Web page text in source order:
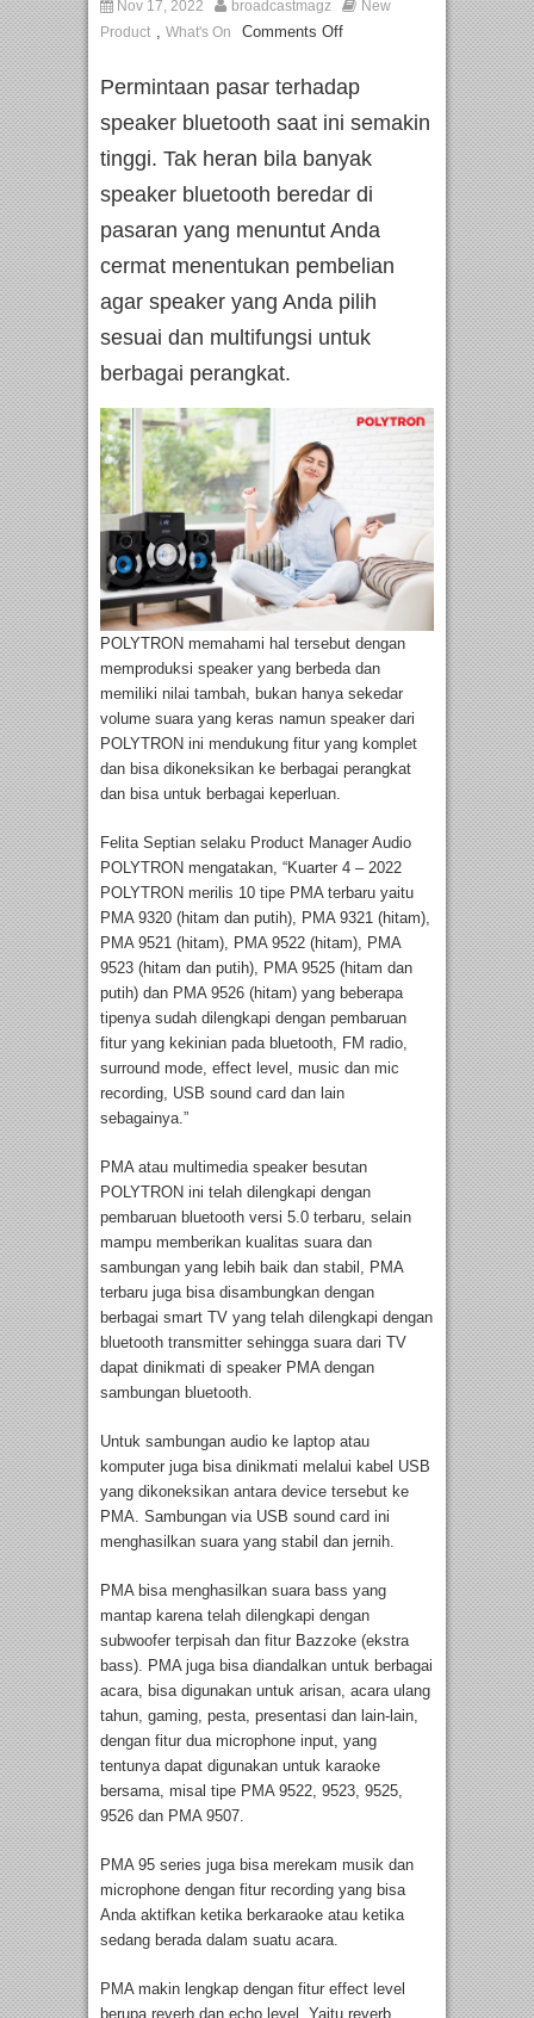
Nov 17, 2022 broadcastmagz
New
Product , What's On Comments Off
Permintaan pasar terhadap
speaker bluetooth saat ini semakin
tinggi. Tak heran bila banyak
speaker bluetooth beredar di
pasaran yang menuntut Anda
cermat menentukan pembelian
agar speaker yang Anda pilih
sesuai dan multifungsi untuk
berbagai perangkat.
POLYTRON memahami hal tersebut dengan
memproduksi speaker yang berbeda dan
memiliki nilai tambah, bukan hanya sekedar
volume suara yang keras namun speaker dari
POLYTRON ini mendukung fitur yang komplet
dan bisa dikoneksikan ke berbagai perangkat
dan bisa untuk berbagai keperluan.
Felita Septian selaku Product Manager Audio
POLYTRON mengatakan, “Kuarter 4 – 2022
POLYTRON merilis 10 tipe PMA terbaru yaitu
PMA 9320 (hitam dan putih), PMA 9321 (hitam),
PMA 9521 (hitam), PMA 9522 (hitam), PMA
9523 (hitam dan putih), PMA 9525 (hitam dan
putih) dan PMA 9526 (hitam) yang beberapa
tipenya sudah dilengkapi dengan pembaruan
fitur yang kekinian pada bluetooth, FM radio,
surround mode, effect level, music dan mic
recording, USB sound card dan lain
sebagainya.”
PMA atau multimedia speaker besutan
POLYTRON ini telah dilengkapi dengan
pembaruan bluetooth versi 5.0 terbaru, selain
mampu memberikan kualitas suara dan
sambungan yang lebih baik dan stabil, PMA
terbaru juga bisa disambungkan dengan
berbagai smart TV yang telah dilengkapi dengan
bluetooth transmitter sehingga suara dari TV
dapat dinikmati di speaker PMA dengan
sambungan bluetooth.
Untuk sambungan audio ke laptop atau
komputer juga bisa dinikmati melalui kabel USB
yang dikoneksikan antara device tersebut ke
PMA. Sambungan via USB sound card ini
menghasilkan suara yang stabil dan jernih.
PMA bisa menghasilkan suara bass yang
mantap karena telah dilengkapi dengan
subwoofer terpisah dan fitur Bazzoke (ekstra
bass). PMA juga bisa diandalkan untuk berbagai
acara, bisa digunakan untuk arisan, acara ulang
tahun, gaming, pesta, presentasi dan lain-lain,
dengan fitur dua microphone input, yang
tentunya dapat digunakan untuk karaoke
bersama, misal tipe PMA 9522, 9523, 9525,
9526 dan PMA 9507.
PMA 95 series juga bisa merekam musik dan
microphone dengan fitur recording yang bisa
Anda aktifkan ketika berkaraoke atau ketika
sedang berada dalam suatu acara.
PMA makin lengkap dengan fitur effect level
berupa reverb dan echo level. Yaitu reverb